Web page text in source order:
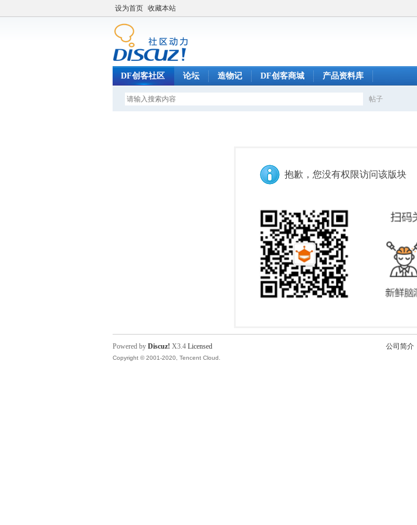
设为首页 收藏本站
DF创客社区 论坛 造物记 DF创客商城 产品资料库
帖子
抱歉，您没有权限访问该版块
公司简介
Powered by Discuz! X3.4 Licensed
Copyright © 2001-2020, Tencent Cloud.